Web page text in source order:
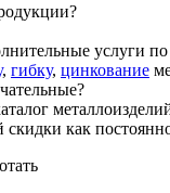
услуги по
, гибку, цинкование
как